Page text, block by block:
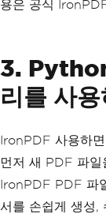
용은 공식
3.
리를 사
IronPDF 사용하
먼저 새 PDF 파일
IronPDF PDF 파
서를 손쉽게 생성,